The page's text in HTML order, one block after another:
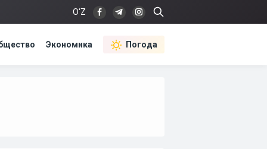
O‘Z
Экономика Погода